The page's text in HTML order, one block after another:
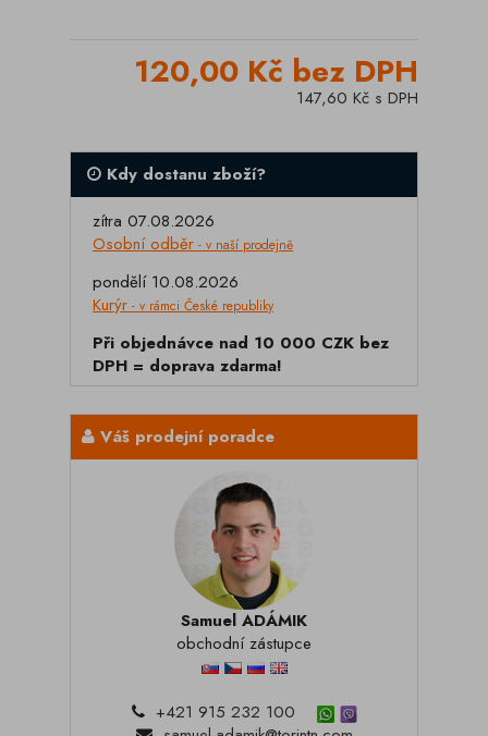
120,00 Kč bez DPH
147,60 Kč s DPH
Kdy dostanu zboží?
zítra 07.08.2026
Osobní odběr - v naší prodejně
pondělí 10.08.2026
Kurýr - v rámci České republiky
Při objednávce nad 10 000 CZK bez
DPH = doprava zdarma!
Váš prodejní poradce
Samuel ADÁMIK
obchodní zástupce
+421 915 232 100